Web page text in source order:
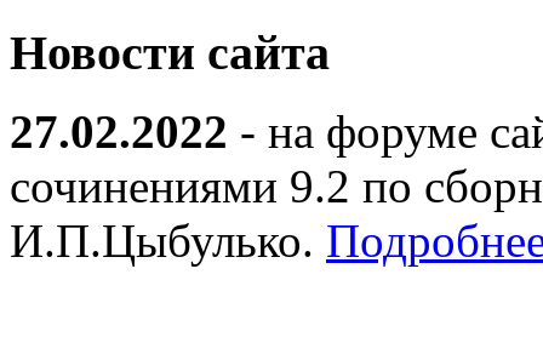
Новости сайта
27.02.2022 - на форуме
сочинениями 9.2 по
И.П.Цыбулько.